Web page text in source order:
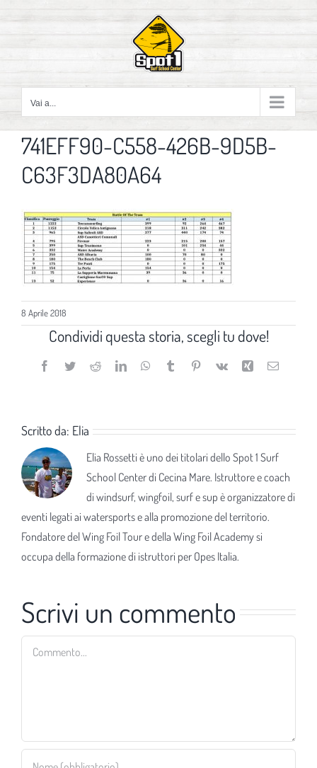
contenuto
Vai a...
741EFF90-C558-426B-9D5B-
C63F3DA80A64
8 Aprile 2018
Condividi questa storia, scegli tu dove!
Facebook
TwitterRedditLinkedInWhatsApp
TumblrPinterest
Vk Xing Email
Scritto da: Elia
Elia Rossetti è uno dei titolari dello Spot 1 Surf
School Center di Cecina Mare. Istruttore e coach
di windsurf, wingfoil, surf e sup è organizzatore di
eventi legati ai watersports e alla promozione del territorio.
Fondatore del Wing Foil Tour e della Wing Foil Academy si
occupa della formazione di istruttori per Opes Italia.
Scrivi un commento
Commento